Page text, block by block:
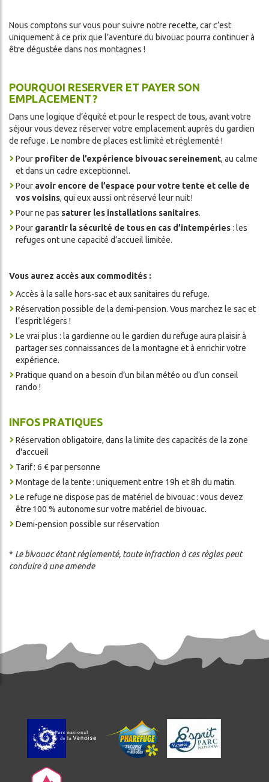
Nous comptons sur vous pour suivre notre recette, car c’est
uniquement à ce prix que l’aventure du bivouac pourra continuer à
être dégustée dans nos montagnes !
POURQUOI RESERVER ET PAYER SON
EMPLACEMENT ?
Dans une logique d’équité et pour le respect de tous, avant votre
séjour vous devez réserver votre emplacement auprès du gardien
de refuge . Le nombre de places est limité et réglementé !
Pour profiter de l’expérience bivouac sereinement, au calme
et dans un cadre exceptionnel.
Pour avoir encore de l’espace pour votre tente et celle de
vos voisins, qui eux aussi ont réservé leur nuit !
Pour ne pas saturer les installations sanitaires.
Pour garantir la sécurité de tous en cas d’intempéries: les
refuges ont une capacité d’accueil limitée.
Vous aurez accès aux commodités :
Accès à la salle hors-sac et aux sanitaires du refuge.
Réservation possible de la demi-pension. Vous marchez le sac et
l’esprit légers !
Le vrai plus : la gardienne ou le gardien du refuge aura plaisir à
partager ses connaissances de la montagne et à enrichir votre
expérience.
Pratique quand on a besoin d’un bilan météo ou d’un conseil
rando !
INFOS PRATIQUES
Réservation obligatoire, dans la limite des capacités de la zone
d'accueil
Tarif : 6 € par personne
Montage de la tente : uniquement entre 19h et 8h du matin.
Le refuge ne dispose pas de matériel de bivouac : vous devez
être 100 % autonome sur votre matériel de bivouac.
Demi-pension possible sur réservation
* Le bivouac étant réglementé, toute infraction à ces règles peut
conduire à une amende